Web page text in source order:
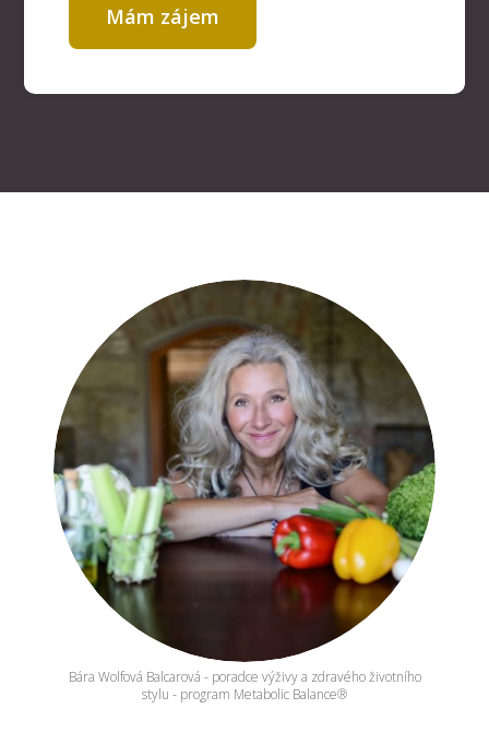
Mám zájem
Bára Wolfová Balcarová - poradce výživy a zdravého životního
stylu - program Metabolic Balance®